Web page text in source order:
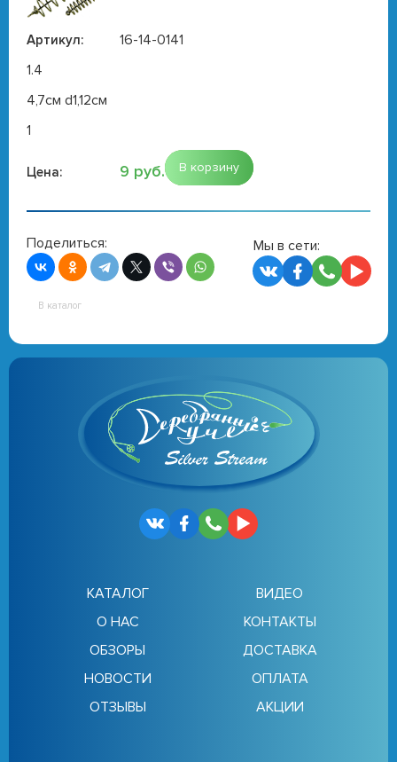
Артикул:
16-14-0141
1.4
4,7см d1,12см
1
Цена: 9 руб. В корзину
Поделиться: Мы в сети:
В каталог
КАТАЛОГ
О НАС
ОБЗОРЫ
НОВОСТИ
ОТЗЫВЫ
ВИДЕО
КОНТАКТЫ
ДОСТАВКА
ОПЛАТА
АКЦИИ